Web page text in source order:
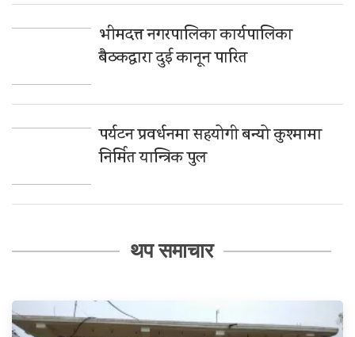
भीमदत्त नगरपालिका कार्यपालिका
बैठकद्वारा दुई कानून पारित
पर्यटन प्रवर्धनमा सहयोगी बन्यो कुश्मामा
निर्मित यान्त्रिक पुल
थप समाचार